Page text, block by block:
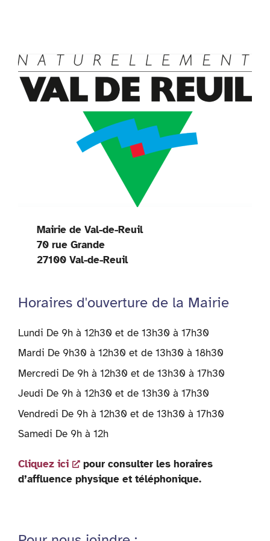
Mairie de Val-de-Reuil
70 rue Grande
27100 Val-de-Reuil
Horaires d'ouverture de la Mairie
Lundi De 9h à 12h30 et de 13h30 à 17h30
Mardi De 9h30 à 12h30 et de 13h30 à 18h30
Mercredi De 9h à 12h30 et de 13h30 à 17h30
Jeudi De 9h à 12h30 et de 13h30 à 17h30
Vendredi De 9h à 12h30 et de 13h30 à 17h30
Samedi De 9h à 12h
Cliquez ici
pour consulter les horaires
d’affluence physique et téléphonique.